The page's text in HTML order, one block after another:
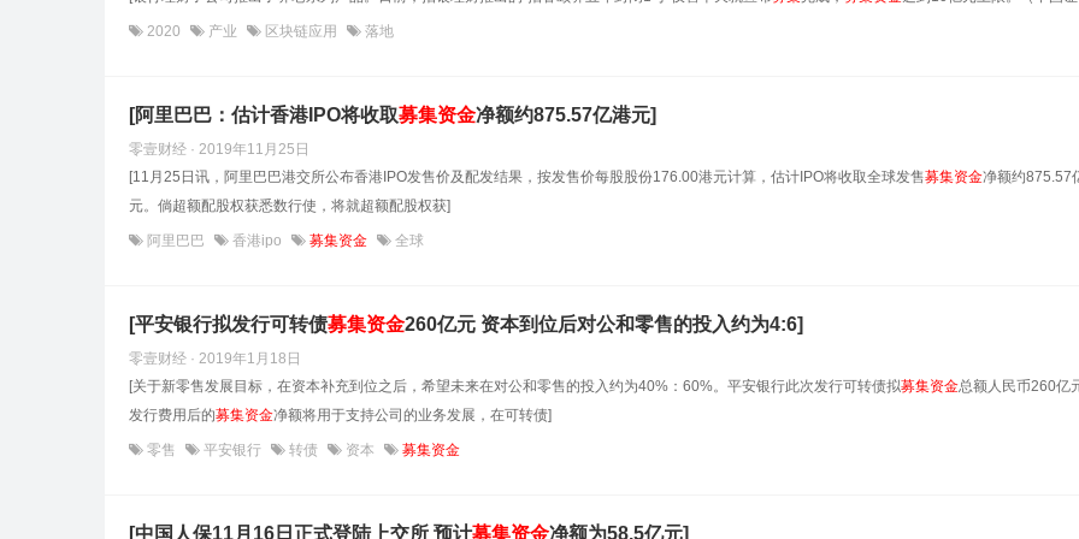
2020 产业 区块链应用 落地
[阿里巴巴：估计香港IPO将收取募集资金净额约875.57亿港元]
零壹财经 · 2019年11月25日
[11月25日讯，阿里巴巴港交所公布香港IPO发售价及配发结果，按发售价每股股份176.00港元计算，估计IPO将收取全球发售募集资金净额约875.57
元。倘超额配股权获悉数行使，将就超额配股权获]
阿里巴巴 香港ipo 募集资金 全球
[平安银行拟发行可转债募集资金260亿元 资本到位后对公和零售的投入约为4:6]
零壹财经 · 2019年1月18日
[关于新零售发展目标，在资本补充到位之后，希望未来在对公和零售的投入约为40%：60%。平安银行此次发行可转债拟募集资金总额人民币260亿
发行费用后的募集资金净额将用于支持公司的业务发展，在可转债]
零售 平安银行 转债 资本 募集资金
[中国人保11月16日正式登陆上交所 预计募集资金净额为58.5亿元]